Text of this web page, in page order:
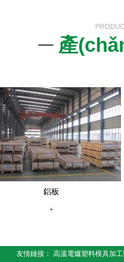
產
鋁板
+
友情鏈接： 高溫電爐塑料模具加工